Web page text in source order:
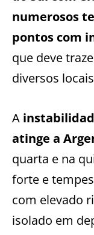
numerosos
pontos com
que deve
diversos
A
atinge a
quarta e na
forte e
com elevado
isolado em